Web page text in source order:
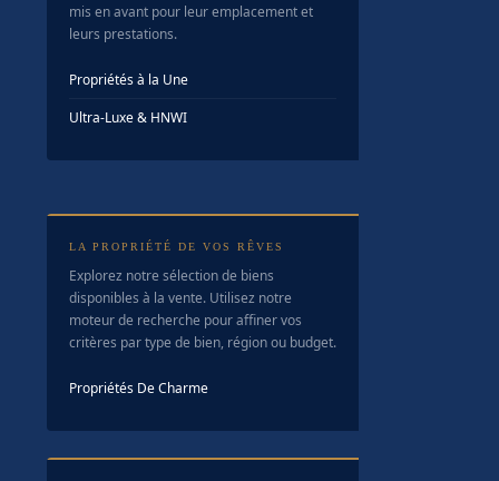
mis en avant pour leur emplacement et
leurs prestations.
Propriétés à la Une
Ultra-Luxe & HNWI
LA PROPRIÉTÉ DE VOS RÊVES
Explorez notre sélection de biens
disponibles à la vente. Utilisez notre
moteur de recherche pour affiner vos
critères par type de bien, région ou budget.
Propriétés De Charme